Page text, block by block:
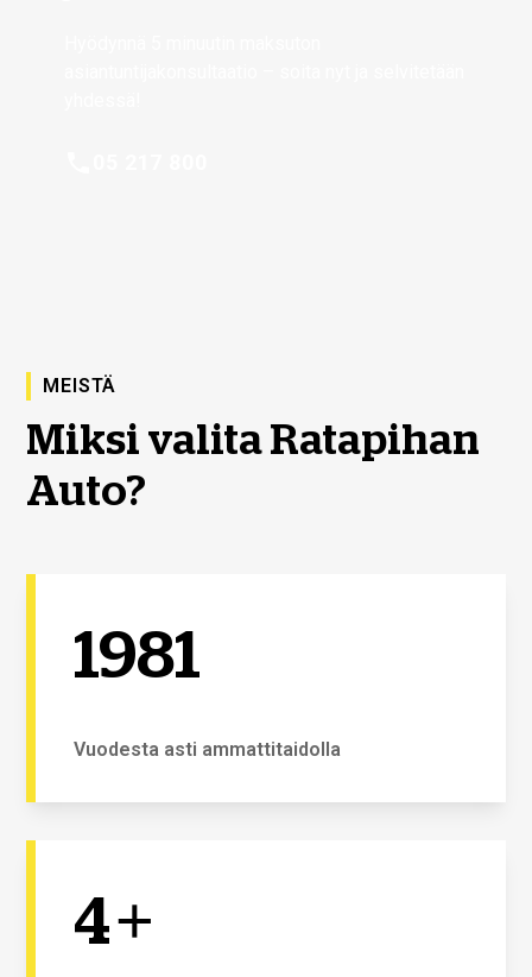
MEISTÄ
Miksi valita Ratapihan
Auto?
1981
Vuodesta asti ammattitaidolla
4+